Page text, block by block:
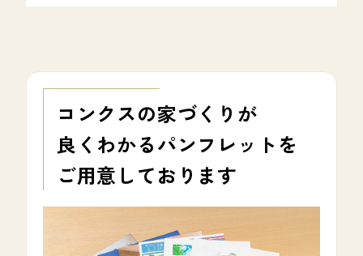
コンクスの家づくりが
良くわかるパンフレットを
ご用意しております